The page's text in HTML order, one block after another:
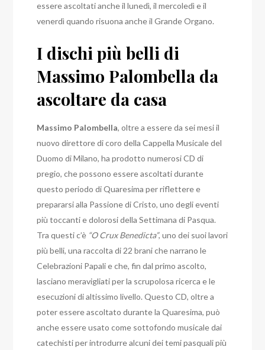
essere ascoltati anche il lunedì, il mercoledì e il
venerdì quando risuona anche il Grande Organo.
I dischi più belli di
Massimo Palombella da
ascoltare da casa
Massimo Palombella, oltre a essere da sei mesi il
nuovo direttore di coro della Cappella Musicale del
Duomo di Milano, ha prodotto numerosi CD di
pregio, che possono essere ascoltati durante
questo periodo di Quaresima per riflettere e
prepararsi alla Passione di Cristo, uno degli eventi
più toccanti e dolorosi della Settimana di Pasqua.
Tra questi c’è “O Crux Benedicta”, uno dei suoi lavori
più belli, una raccolta di 22 brani che narrano le
Celebrazioni Papali e che, fin dal primo ascolto,
lasciano meravigliati per la scrupolosa ricerca e le
esecuzioni di altissimo livello.Questo CD, oltre a
poter essere ascoltato durante la Quaresima, può
anche essere usato come sottofondo musicale dai
catechisti per introdurre alcuni dei temi pasquali più